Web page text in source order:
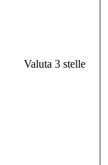
Valuta 3 stelle